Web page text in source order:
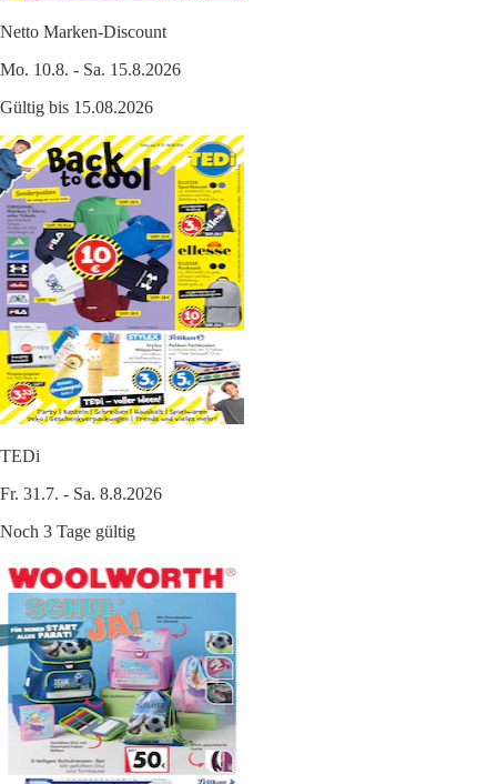
Netto Marken-Discount
Mo. 10.8. - Sa. 15.8.2026
Gültig bis 15.08.2026
TEDi
Fr. 31.7. - Sa. 8.8.2026
Noch 3 Tage gültig